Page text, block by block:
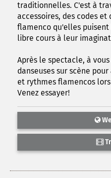
traditionnelles. C'est à
accessoires, des codes
flamenco qu'elles
libre cours à leur
Après le spectacle, à
danseuses sur scène
et rythmes flamencos
Venez essayer!